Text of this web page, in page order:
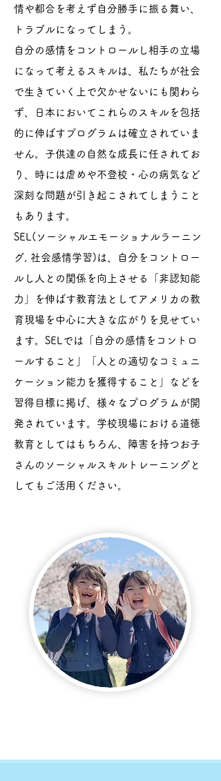
情や都合を考えず自分勝手に振る舞い、
トラブルになってしまう。
​自分の感情をコントロールし相手の立場
になって考えるスキルは、私たちが社会
で生きていく上で欠かせないにも関わら
ず、日本においてこれらのスキルを包括
的に伸ばすプログラムは確立されていま
せん。子供達の自然な成長に任されてお
り、時には虐めや不登校・心の病気など
深刻な問題が引き起こされてしまうこと
もあります。
SEL(ソーシャルエモーショナルラーニン
グ, 社会感情学習)は、自分をコントロー
ルし人との関係を向上させる「非認知能
力」を伸ばす教育法としてアメリカの教
育現場を中心に大きな広がりを見せてい
ます。SELでは「自分の感情をコントロ
ールすること」「人との適切なコミュニ
ケーション能力を獲得すること」などを
習得目標に掲げ、様々なプログラムが開
発されています。 ​学校現場における道徳
教育としてはもちろん、障害を持つお子
さんのソーシャルスキルトレーニングと
してもご活用ください。